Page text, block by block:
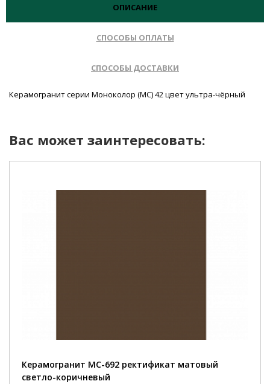
ОПИСАНИЕ
СПОСОБЫ ОПЛАТЫ
СПОСОБЫ ДОСТАВКИ
Керамогранит серии Моноколор (MC) 42 цвет ультра-чёрный
Вас может заинтересовать:
Керамогранит MC-692 ректификат матовый
светло-коричневый